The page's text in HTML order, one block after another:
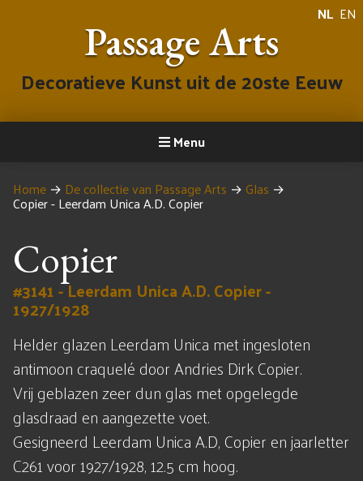
NL EN
Passage Arts
Decoratieve Kunst uit de 20ste Eeuw
Menu
Home → De collectie van Passage Arts → Glas →
Copier - Leerdam Unica A.D. Copier
Copier
#3141 - Leerdam Unica A.D. Copier -
1927/1928
Helder glazen Leerdam Unica met ingesloten
antimoon craquelé door Andries Dirk Copier.
Vrij geblazen zeer dun glas met opgelegde
glasdraad en aangezette voet.
Gesigneerd Leerdam Unica A.D, Copier en jaarletter
C261 voor 1927/1928, 12.5 cm hoog.